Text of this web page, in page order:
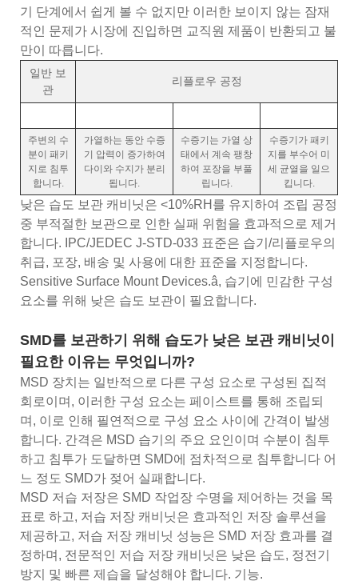
기 단계에서 쉽게 볼 수 없지만 이러한 보이지 않는 잠재
적인 문제가 시장에 진입하면 교직원 제품이 반환되고 불
만이 따릅니다.
일반 보
관
리플로우 공정
주변의 수
분이 패키
지로 침투
합니다.
가열하는 동안 수증
기 압력이 증가하여
다이와 수지가 분리
됩니다.
수증기는 가열 상
태에서 계속 팽창
하여 포장을 부풀
립니다.
수증기가 패키
지를 부수어 미
세 균열을 일으
킵니다.
낮은 습도 보관 캐비닛은 <10%RH를 유지하여 조립 공정
중 부적절한 보관으로 인한 실패 위험을 효과적으로 제거
합니다. IPC/JEDEC J-STD-033 표준은 습기/리플로우의
취급, 포장, 배송 및 사용에 대한 표준을 지정합니다.
Sensitive Surface Mount Devices.â, 습기에 민감한 구성
요소를 위해 낮은 습도 보관이 필요합니다.
SMD를 보관하기 위해 습도가 낮은 보관 캐비닛이
필요한 이유는 무엇입니까?
MSD 장치는 일반적으로 다른 구성 요소로 구성된 집적
회로이며, 이러한 구성 요소는 페이스트를 통해 조립되
며, 이로 인해 필연적으로 구성 요소 사이에 간격이 발생
합니다. 간격은 MSD 습기의 주요 요인이며 수분이 침투
하고 침투가 도달하면 SMD에 점차적으로 침투합니다 어
느 정도 SMD가 젖어 실패합니다.
MSD 저습 저장은 SMD 작업장 수명을 제어하는 ​​것을 목
표로 하고, 저습 저장 캐비닛은 효과적인 저장 솔루션을
제공하고, 저습 저장 캐비닛 성능은 SMD 저장 효과를 결
정하며, 전문적인 저습 저장 캐비닛은 낮은 습도, 정전기
방지 및 빠른 제습을 달성해야 합니다. 기능.